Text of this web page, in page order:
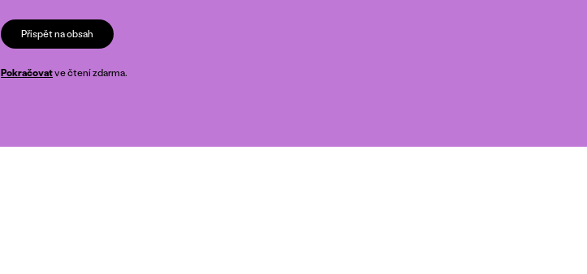
Přispět na obsah
Pokračovatve čtení zdarma.